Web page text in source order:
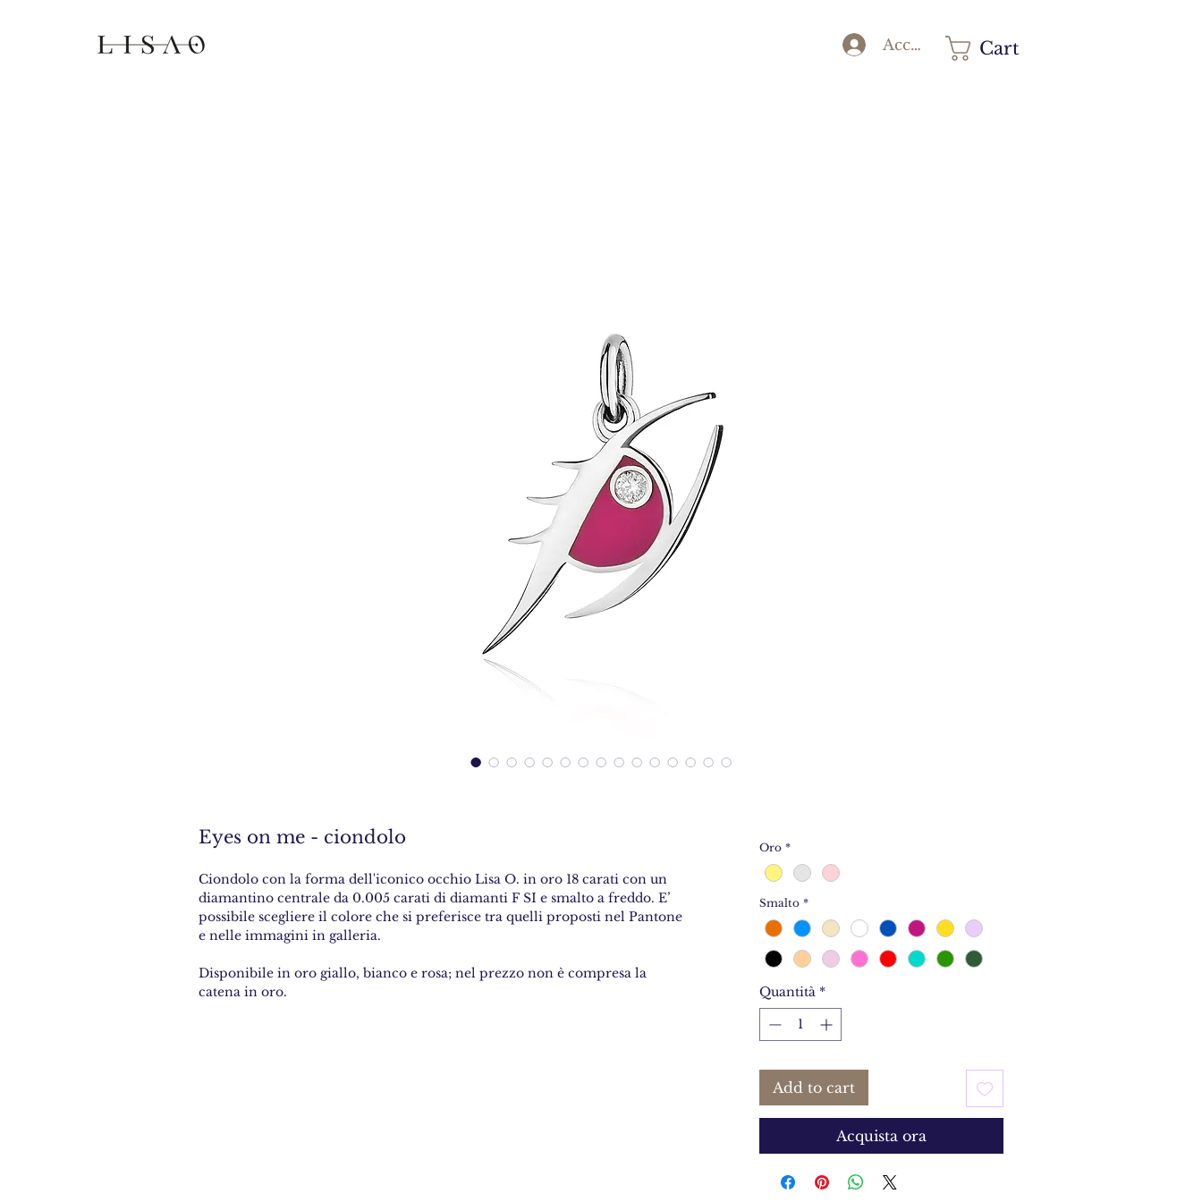
Accedi Cart
Eyes on me - ciondolo
Ciondolo con la forma dell'iconico occhio Lisa O. in oro 18 carati con un
diamantino centrale da 0.005 carati di diamanti F SI e smalto a freddo. E’
possibile scegliere il colore che si preferisce tra quelli proposti nel Pantone
e nelle immagini in galleria.
Disponibile in oro giallo, bianco e rosa; nel prezzo non è compresa la
catena in oro.
Oro *
Smalto *
Quantità *
Add to cart
Acquista ora